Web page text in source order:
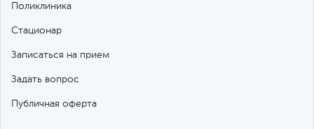
Поликлиника
Стационар
Записаться на прием
Задать вопрос
Публичная оферта